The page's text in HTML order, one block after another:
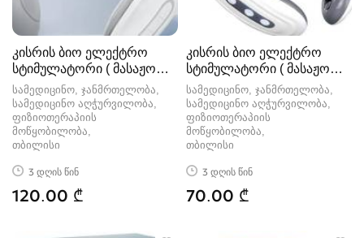
კისრის ბიო ელექტრო
სტიმულატორი ( მასაჟორი
)სამედიცინო, ჯანმრთელობა,
სამედიცინო აღჭურვილობა,
ფიზიოთერაპიის
მოწყობილობა
თბილისი
3 დღის წინ
120.00 ₾
კისრის ბიო ელექტრო
სტიმულატორი ( მასაჟორი
)სამედიცინო, ჯანმრთელობა,
სამედიცინო აღჭურვილობა,
ფიზიოთერაპიის
მოწყობილობა
თბილისი
3 დღის წინ
70.00 ₾